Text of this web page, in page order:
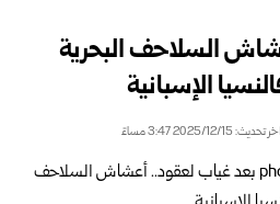
السلاحف البحرية
الإسبانية
اخر تحديث: 2025/12/15 3:47 مساءً